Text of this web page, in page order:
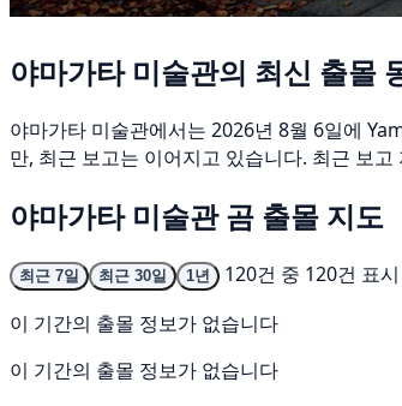
야마가타 미술관의 최신 출몰
야마가타 미술관에서는 2026년 8월 6일에
만, 최근 보고는 이어지고 있습니다. 최근 보
야마가타 미술관 곰 출몰 지도
최근 7일 최근 30일 1년
120건 중 120건 표시
이 기간의 출몰 정보가 없습니다
이 기간의 출몰 정보가 없습니다